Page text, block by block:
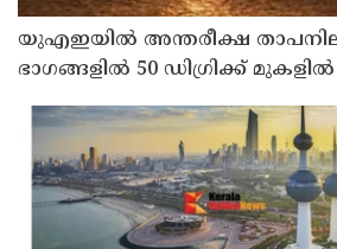
യുഎഇയില്‍ അന്തരീക്ഷ
ഭാഗങ്ങളില്‍ 50 ഡിഗ്രിക്ക്